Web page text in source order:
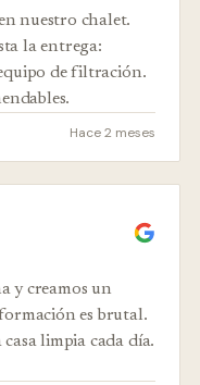
nuestro chalet.
la entrega:
de filtración.
Hace 2 meses
y creamos un
es brutal.
limpia cada día.